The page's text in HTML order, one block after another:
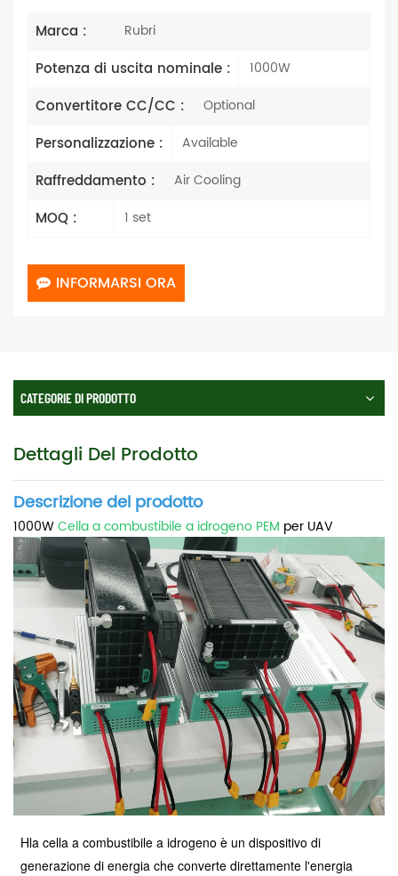
Marca : Rubri
Potenza di uscita nominale : 1000W
Convertitore CC/CC : Optional
Personalizzazione : Available
Raffreddamento : Air Cooling
MOQ : 1 set
INFORMARSI ORA
CATEGORIE DI PRODOTTO
Dettagli Del Prodotto
Descrizione del prodotto
1000WCella a combustibile a idrogeno PEM per UAV
Hla cella a combustibile a idrogeno è un dispositivo di
generazione di energia che converte direttamente l'energia